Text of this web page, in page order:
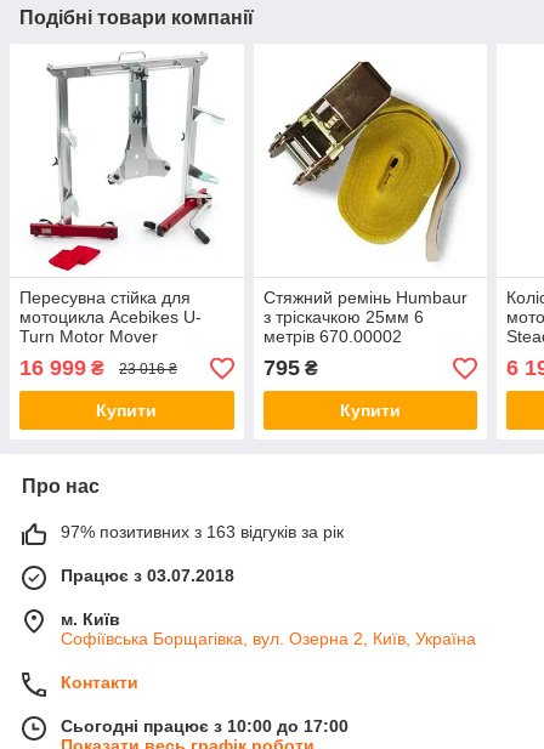
Подібні товари компанії
Пересувна стійка для
мотоцикла Acebikes U-
Turn Motor Mover
130x152,5x210 5010
16 999 ₴ 23 016 ₴
Купити
Стяжний ремінь Humbaur
з тріскачкою 25мм 6
метрів 670.00002
795₴
Купити
6
Про нас
97% позитивних з 163 відгуків за рік
Працює з 03.07.2018
м. Київ
Софіївська Борщагівка, вул. Озерна 2, Київ, Україна
Контакти
Сьогодні працює з 10:00 до 17:00